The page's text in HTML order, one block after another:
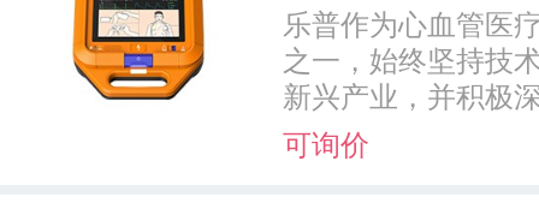
乐普作为心血管医
之一，始终坚持技
新兴产业，并积极
可询价